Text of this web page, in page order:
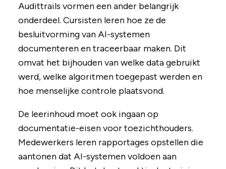
Audittrails vormen een ander belangrijk
onderdeel. Cursisten leren hoe ze de
besluitvorming van AI-systemen
documenteren en traceerbaar maken. Dit
omvat het bijhouden van welke data gebruikt
werd, welke algoritmen toegepast werden en
hoe menselijke controle plaatsvond.
De leerinhoud moet ook ingaan op
documentatie-eisen voor toezichthouders.
Medewerkers leren rapportages opstellen die
aantonen dat AI-systemen voldoen aan